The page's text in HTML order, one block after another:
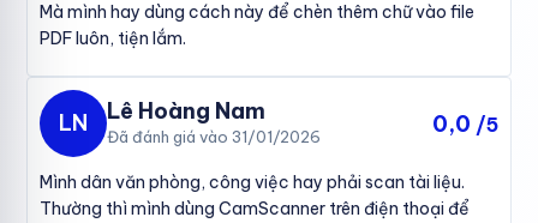
Mà mình hay dùng cách này để chèn thêm chữ vào file
PDF luôn, tiện lắm.
LN Lê Hoàng Nam
Đã đánh giá vào 31/01/2026 0,0 /5
Mình dân văn phòng, công việc hay phải scan tài liệu.
Thường thì mình dùng CamScanner trên điện thoại để